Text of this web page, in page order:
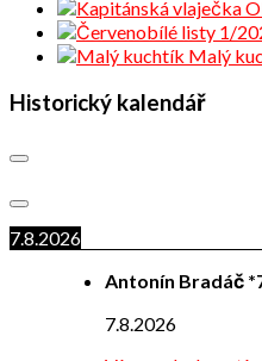
Malý
Historický kalendář
7.8.2026
Antonín Bradáč
7.8.2026